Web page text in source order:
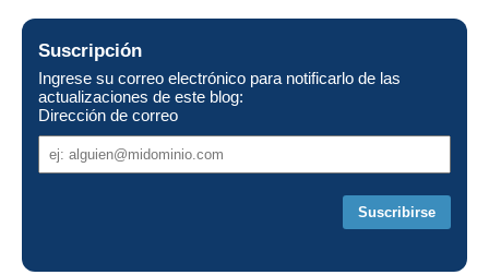
Suscripción
Ingrese su correo electrónico para notificarlo de las
actualizaciones de este blog:
Dirección de correo
de